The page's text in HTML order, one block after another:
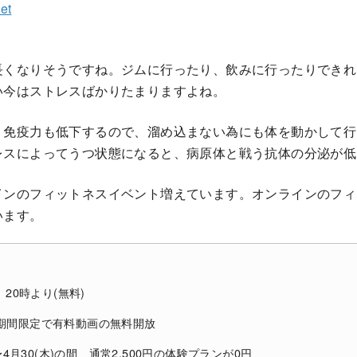
なりそうですね。ジムに行ったり、飲みに行ったりでき
はストレスばかりたまりますよね。
疫力も低下するので、溜め込まない為にも体を動かして
によってうつ状態になると、病原体と戦う抗体の分泌が
のフィットネスイベント増えています。オンラインのフ
す。
20時より(無料)
間限定で有料動画の無料開放
月30(木)の間、通常2,500円の体験プランが0円